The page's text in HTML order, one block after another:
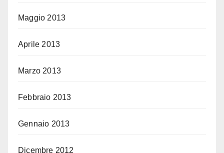
Maggio 2013
Aprile 2013
Marzo 2013
Febbraio 2013
Gennaio 2013
Dicembre 2012